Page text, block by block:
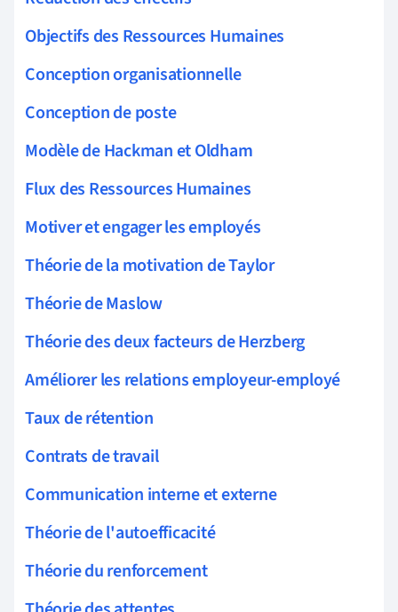
Objectifs des Ressources Humaines
Conception organisationnelle
Conception de poste
Modèle de Hackman et Oldham
Flux des Ressources Humaines
Motiver et engager les employés
Théorie de la motivation de Taylor
Théorie de Maslow
Théorie des deux facteurs de Herzberg
Améliorer les relations employeur-employé
Taux de rétention
Contrats de travail
Communication interne et externe
Théorie de l'autoefficacité
Théorie du renforcement